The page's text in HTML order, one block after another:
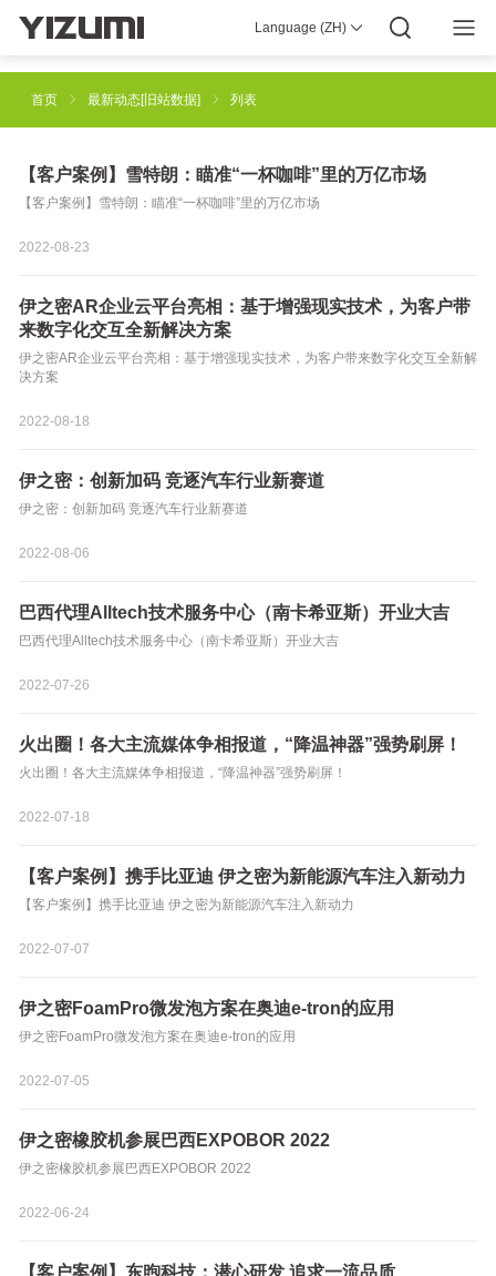
Language (ZH)
半固态镁合金注射成型解决方案 机器人自动化解决方案
企业介绍 YIZUMI全球 全球智慧
YIZUMI绿色
下载专区
首页
最新动态[旧站数据] 列表
【客户案例】雪特朗：瞄准“一杯咖啡”里的万亿市场
【客户案例】雪特朗：瞄准“一杯咖啡”里的万亿市场
2022-08-23
伊之密AR企业云平台亮相：基于增强现实技术，为客户带
来数字化交互全新解决方案
伊之密AR企业云平台亮相：基于增强现实技术，为客户带来数字化交互全新解
决方案
2022-08-18
伊之密：创新加码 竞逐汽车行业新赛道
伊之密：创新加码 竞逐汽车行业新赛道
2022-08-06
巴西代理Alltech技术服务中心（南卡希亚斯）开业大吉
巴西代理Alltech技术服务中心（南卡希亚斯）开业大吉
2022-07-26
火出圈！各大主流媒体争相报道，“降温神器”强势刷屏！
火出圈！各大主流媒体争相报道，“降温神器”强势刷屏！
2022-07-18
【客户案例】携手比亚迪 伊之密为新能源汽车注入新动力
【客户案例】携手比亚迪 伊之密为新能源汽车注入新动力
2022-07-07
伊之密FoamPro微发泡方案在奥迪e-tron的应用
伊之密FoamPro微发泡方案在奥迪e-tron的应用
2022-07-05
伊之密橡胶机参展巴西EXPOBOR 2022
伊之密橡胶机参展巴西EXPOBOR 2022
2022-06-24
【客户案例】东煦科技：潜心研发 追求一流品质